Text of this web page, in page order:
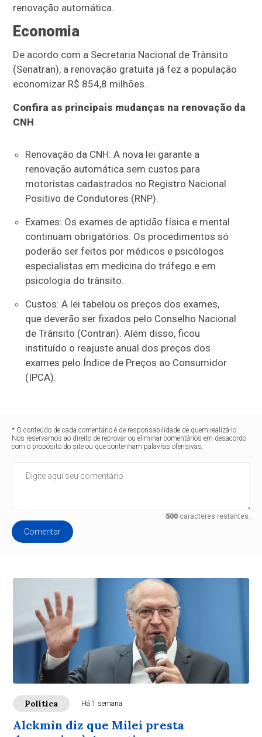
renovação automática.
Economia
De acordo com a Secretaria Nacional de Trânsito
(Senatran), a renovação gratuita já fez a população
economizar R$ 854,8 milhões.
Confira as principais mudanças na renovação da
CNH
Renovação da CNH: A nova lei garante a
renovação automática sem custos para
motoristas cadastrados no Registro Nacional
Positivo de Condutores (RNP).
Exames: Os exames de aptidão física e mental
continuam obrigatórios. Os procedimentos só
poderão ser feitos por médicos e psicólogos
especialistas em medicina do tráfego e em
psicologia do trânsito.
Custos: A lei tabelou os preços dos exames,
que deverão ser fixados pelo Conselho Nacional
de Trânsito (Contran). Além disso, ficou
instituído o reajuste anual dos preços dos
exames pelo Índice de Preços ao Consumidor
(IPCA).
* O conteúdo de cada comentário é de responsabilidade de quem realizá-lo.
Nos reservamos ao direito de reprovar ou eliminar comentários em desacordo
com o propósito do site ou que contenham palavras ofensivas.
500caracteres restantes.
Comentar
Política Há 1 semana
Alckmin diz que Milei presta